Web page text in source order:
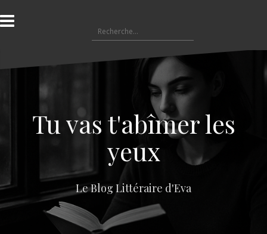
l
a
e
e
Tu vas t'abîmer les
yeux
Le Blog Littéraire d'Eva